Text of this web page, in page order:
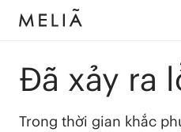
Đã xảy ra
Trong thời gian khắc